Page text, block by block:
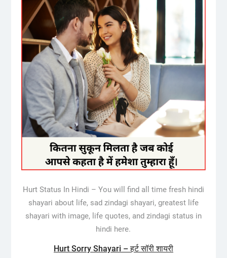
Hurt Status In Hindi – You will find all time fresh hindi
shayari about life, sad zindagi shayari, greatest life
shayari with image, life quotes, and zindagi status in
hindi here.
Hurt Sorry Shayari – हर्ट सॉरी शायरी